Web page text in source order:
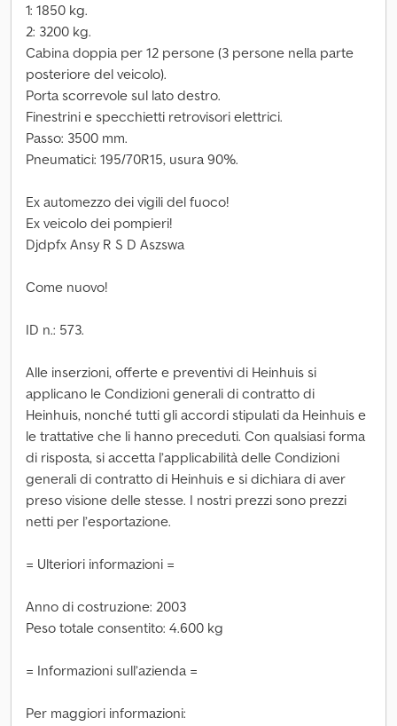
1: 1850 kg.
2: 3200 kg.
Cabina doppia per 12 persone (3 persone nella parte
posteriore del veicolo).
Porta scorrevole sul lato destro.
Finestrini e specchietti retrovisori elettrici.
Passo: 3500 mm.
Pneumatici: 195/70R15, usura 90%.
Ex automezzo dei vigili del fuoco!
Ex veicolo dei pompieri!
Djdpfx Ansy R S D Aszswa
Come nuovo!
ID n.: 573.
Alle inserzioni, offerte e preventivi di Heinhuis si
applicano le Condizioni generali di contratto di
Heinhuis, nonché tutti gli accordi stipulati da Heinhuis e
le trattative che li hanno preceduti. Con qualsiasi forma
di risposta, si accetta l’applicabilità delle Condizioni
generali di contratto di Heinhuis e si dichiara di aver
preso visione delle stesse. I nostri prezzi sono prezzi
netti per l’esportazione.
= Ulteriori informazioni =
Anno di costruzione: 2003
Peso totale consentito: 4.600 kg
= Informazioni sull’azienda =
Per maggiori informazioni: